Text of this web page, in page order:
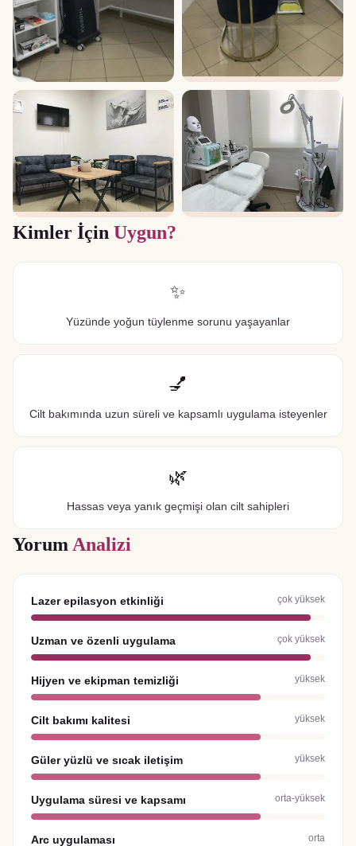
Kimler İçin Uygun?
✨
Yüzünde yoğun tüylenme sorunu yaşayanlar
💅
Cilt bakımında uzun süreli ve kapsamlı uygulama isteyenler
🌿
Hassas veya yanık geçmişi olan cilt sahipleri
Yorum Analizi
Lazer epilasyon etkinliği çok yüksek
Uzman ve özenli uygulama çok yüksek
Hijyen ve ekipman temizliği yüksek
Cilt bakımı kalitesi yüksek
Güler yüzlü ve sıcak iletişim yüksek
Uygulama süresi ve kapsamı orta-yüksek
Arc uygulaması orta